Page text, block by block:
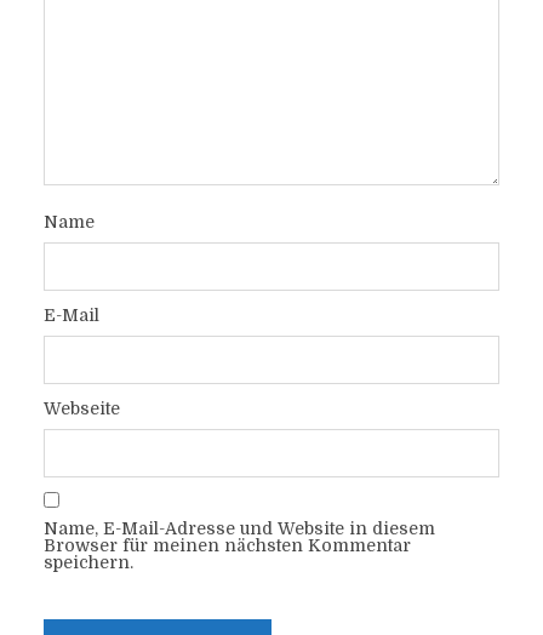
Name
E-Mail
Webseite
Name, E-Mail-Adresse und Website in diesem
Browser für meinen nächsten Kommentar
speichern.